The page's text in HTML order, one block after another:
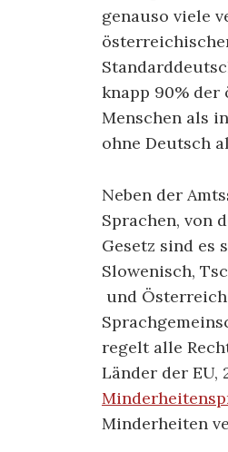
genauso viele
knapp 90%
Menschen als
ohne Deutsch
Neben der
Sprachen, von
Gesetz sind es
Slowenisch,
und
regelt alle
Länder der EU,
Minderheiten